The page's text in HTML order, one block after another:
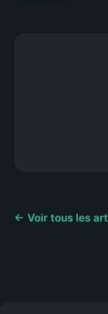
← Voir tous les